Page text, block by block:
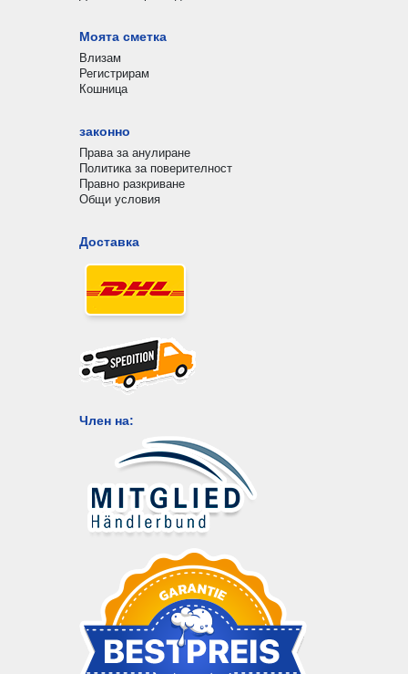
Моята сметка
Влизам
Регистрирам
Кошница
законно
Права за анулиране
Политика за поверителност
Правно разкриване
Общи условия
Доставка
Член на: